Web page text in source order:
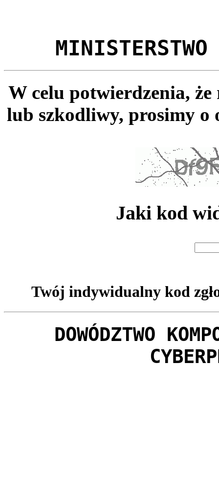
MINISTERSTWO
W celu potwierdzenia,
lub szkodliwy, prosimy o
Jaki kod
Twój indywidualny kod
DOWÓDZTWO